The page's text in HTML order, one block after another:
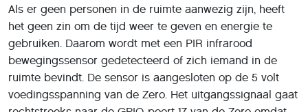
Als er geen personen in de ruimte aanwezig zijn, heeft
het geen zin om de tijd weer te geven en energie te
gebruiken. Daarom wordt met een PIR infrarood
bewegingssensor gedetecteerd of zich iemand in de
ruimte bevindt. De sensor is aangesloten op de 5 volt
voedingsspanning van de Zero. Het uitgangssignaal gaat